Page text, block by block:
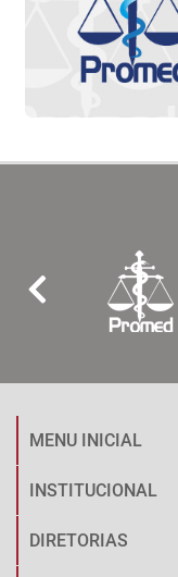
MENU INICIAL
INSTITUCIONAL
DIRETORIAS